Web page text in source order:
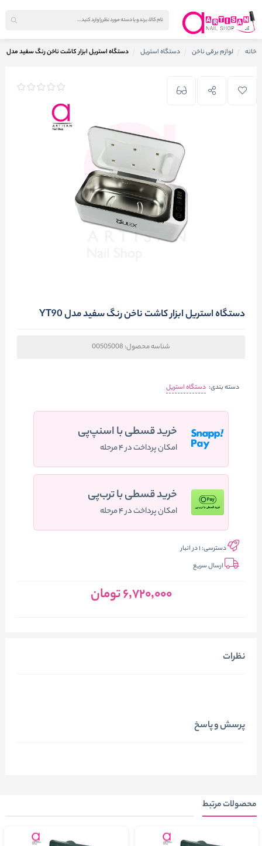
خانه لوازم برقی ناخن دستگاه استریل دستگاه استریل ابزار کاشت ناخن رنگ سفید مدل YT90
دستگاه استریل ابزار کاشت ناخن رنگ سفید مدل YT90
شناسه محصول: 00505008
دسته بندی: دستگاه استریل
خرید قسطی با اسنپ‌پی
امکان پرداخت در ۴ مرحله
خرید قسطی با ترب‌پی
امکان پرداخت در ۴ مرحله
دسترسی:1 در انبار
ارسال سریع
6٬720٬000تومان
نظرات
پرسش و پاسخ
محصولات مرتبط